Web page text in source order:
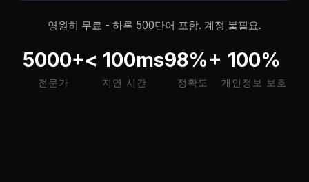
영원히 무료 - 하루 500단어 포함. 계정 불필요.
5000+
전문가
< 100ms
지연 시간
98%+
정확도
100%
개인정보 보호